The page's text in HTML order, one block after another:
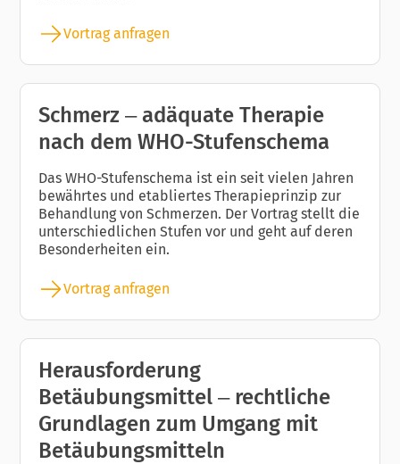
Vortrag anfragen
Schmerz – adäquate Therapie
nach dem WHO-Stufenschema
Das WHO-Stufenschema ist ein seit vielen Jahren
bewährtes und etabliertes Therapieprinzip zur
Behandlung von Schmerzen. Der Vortrag stellt die
unterschiedlichen Stufen vor und geht auf deren
Besonderheiten ein.
Vortrag anfragen
Herausforderung
Betäubungsmittel – rechtliche
Grundlagen zum Umgang mit
Betäubungsmitteln